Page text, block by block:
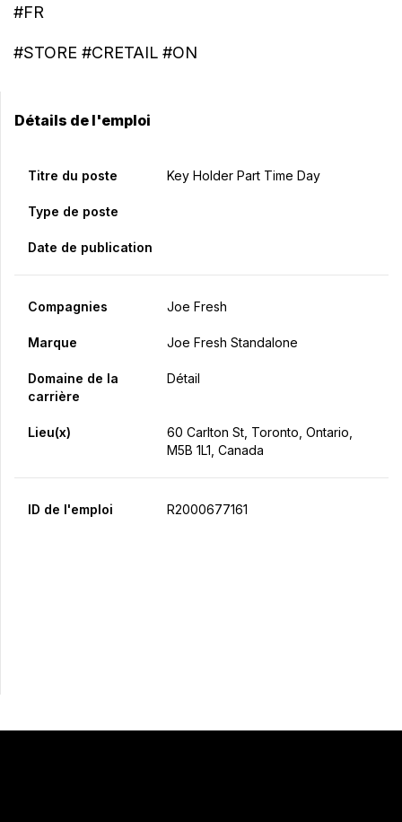
#FR
#STORE #CRETAIL #ON
Détails de l'emploi
Titre du poste Key Holder Part Time Day
Type de poste
Date de publication
Compagnies Joe Fresh
Marque Joe Fresh Standalone
Domaine de la
carrière
Détail
Lieu(x)
60 Carlton St, Toronto, Ontario,
M5B 1L1, Canada
ID de l'emploi R2000677161